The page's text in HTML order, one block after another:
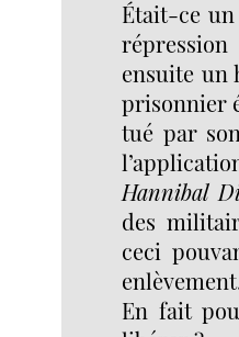
Était-ce
ensuite un
prisonnier
tué par
Hannibal
des
ceci
En fait